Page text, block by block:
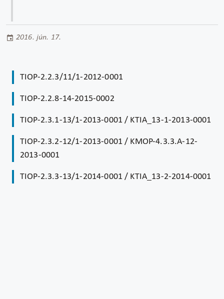
2016. jún. 17.
TIOP-2.2.3/11/1-2012-0001
TIOP-2.2.8-14-2015-0002
TIOP-2.3.1-13/1-2013-0001 / KTIA_13-1-2013-0001
TIOP-2.3.2-12/1-2013-0001 / KMOP-4.3.3.A-12-
2013-0001
TIOP-2.3.3-13/1-2014-0001 / KTIA_13-2-2014-0001